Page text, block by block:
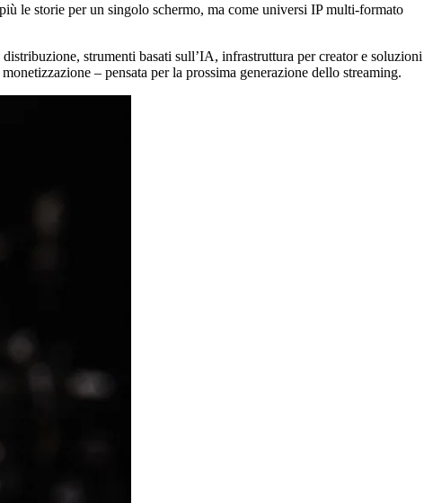
le storie per un singolo schermo, ma come universi IP multi-formato
strumenti basati sull’IA, infrastruttura per creator e soluzioni
– pensata per la prossima generazione dello streaming.